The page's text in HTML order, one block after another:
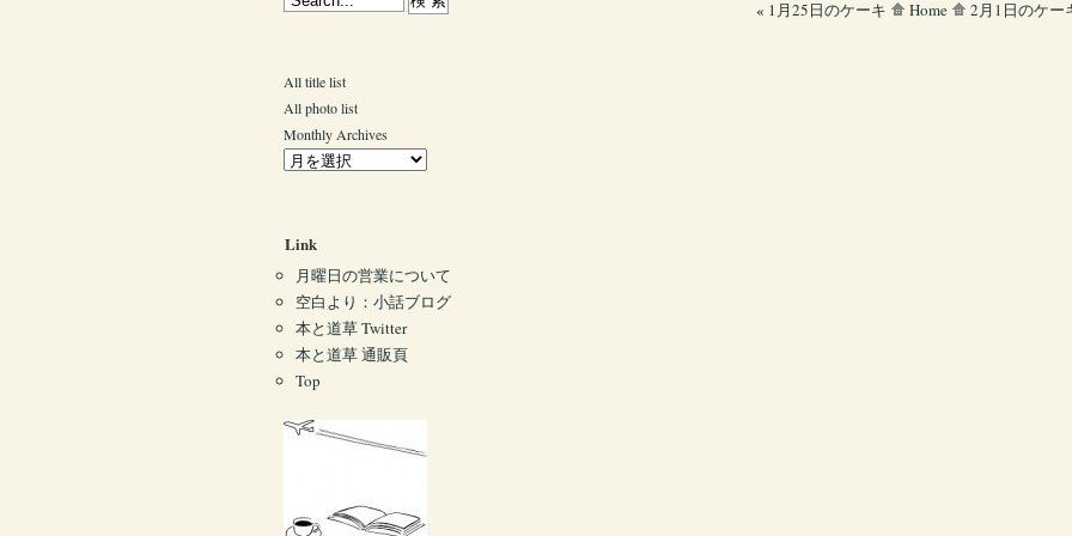
« 1月25日のケーキ Home 2月1日のケー
All title list
All photo list
Monthly Archives
Link
月曜日の営業について
空白より：小話ブログ
本と道草 Twitter
本と道草 通販頁
Top